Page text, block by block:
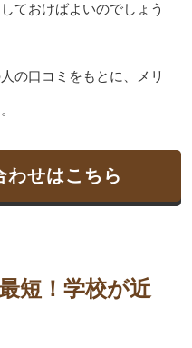
ておけばよいのでしょう
の口コミをもとに、メリ
わせはこちら
短！学校が近